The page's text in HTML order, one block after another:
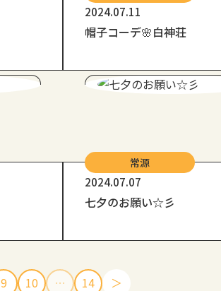
2024.07.11
帽子コーデ🌸白神荘
常源
2024.07.07
七夕のお願い☆彡
9 10 … 14 ＞